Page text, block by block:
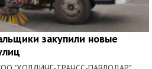
закупили новые